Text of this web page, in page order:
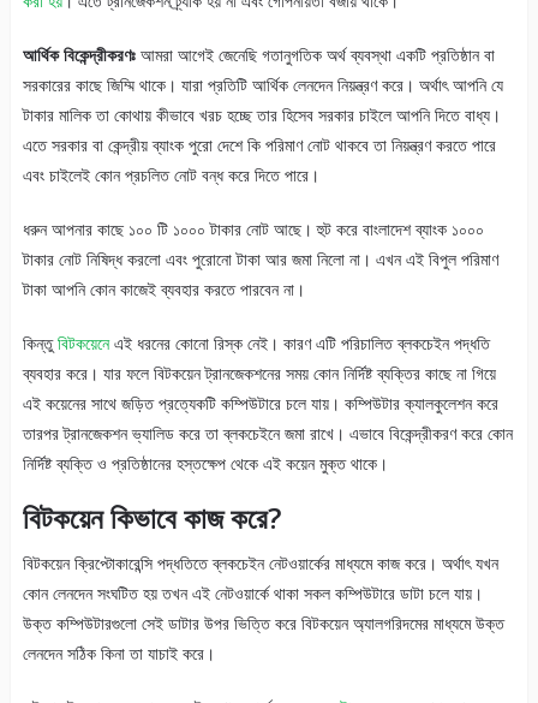
আর্থিক বিকেন্দ্রীকরণঃআমরা আগেই জেনেছি গতানুগতিক অর্থ ব্যবস্থা একটি প্রতিষ্ঠান বা
সরকারের কাছে জিম্মি থাকে। যারা প্রতিটি আর্থিক লেনদেন নিয়ন্ত্রণ করে। অর্থাৎ আপনি যে
টাকার মালিক তা কোথায় কীভাবে খরচ হচ্ছে তার হিসেব সরকার চাইলে আপনি দিতে বাধ্য।
এতে সরকার বা কেন্দ্রীয় ব্যাংক পুরো দেশে কি পরিমাণ নোট থাকবে তা নিয়ন্ত্রণ করতে পারে
এবং চাইলেই কোন প্রচলিত নোট বন্ধ করে দিতে পারে।
ধরুন আপনার কাছে ১০০ টি ১০০০ টাকার নোট আছে। হুট করে বাংলাদেশ ব্যাংক ১০০০
টাকার নোট নিষিদ্ধ করলো এবং পুরোনো টাকা আর জমা নিলো না। এখন এই বিপুল পরিমাণ
টাকা আপনি কোন কাজেই ব্যবহার করতে পারবেন না।
কিন্তুবিটকয়েনেএই ধরনের কোনো রিস্ক নেই। কারণ এটি পরিচালিত ব্লকচেইন পদ্ধতি
ব্যবহার করে। যার ফলে বিটকয়েন ট্রানজেকশনের সময় কোন নির্দিষ্ট ব্যক্তির কাছে না গিয়ে
এই কয়েনের সাথে জড়িত প্রত্যেকটি কম্পিউটারে চলে যায়। কম্পিউটার ক্যালকুলেশন করে
তারপর ট্রানজেকশন ভ্যালিড করে তা ব্লকচেইনে জমা রাখে। এভাবে বিকেন্দ্রীকরণ করে কোন
নির্দিষ্ট ব্যক্তি ও প্রতিষ্ঠানের হস্তক্ষেপ থেকে এই কয়েন মুক্ত থাকে।
বিটকয়েন কিভাবে কাজ করে?
বিটকয়েন ক্রিপ্টোকারেন্সি পদ্ধতিতে ব্লকচেইন নেটওয়ার্কের মাধ্যমে কাজ করে। অর্থাৎ যখন
কোন লেনদেন সংঘটিত হয় তখন এই নেটওয়ার্কে থাকা সকল কম্পিউটারে ডাটা চলে যায়।
উক্ত কম্পিউটারগুলো সেই ডাটার উপর ভিত্তি করে বিটকয়েন অ্যালগরিদমের মাধ্যমে উক্ত
লেনদেন সঠিক কিনা তা যাচাই করে।